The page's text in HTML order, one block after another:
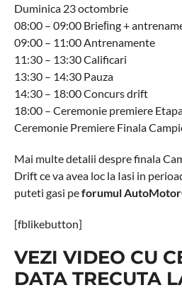
Duminica 23 octombrie
08:00 – 09:00 Brieﬁng +
09:00 – 11:00 Antrenamente
11:30 – 13:30 Calificari
13:30 – 14:30 Pauza
14:30 – 18:00 Concurs drift
18:00 – Ceremonie premiere
Ceremonie Premiere Finala
Mai multe detalii despre finala
Drift ce va avea loc la Iasi in
puteti gasi peforumul
[fblikebutton]
VEZI VIDEO CU
DATA TRECUTA